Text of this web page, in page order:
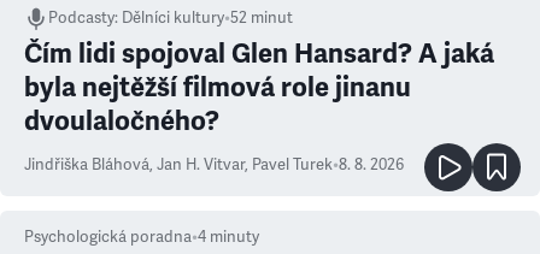
Podcasty: Dělníci kultury•52 minut
Čím lidi spojoval Glen Hansard? A jaká
byla nejtěžší filmová role jinanu
dvoulaločného?
Jindřiška Bláhová, Jan H. Vitvar, Pavel Turek•8. 8. 2026
Psychologická poradna•4 minuty